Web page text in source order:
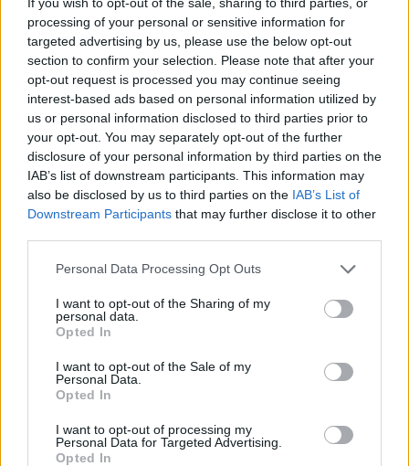
processing of your personal or sensitive information for
targeted advertising by us, please use the below opt-out
section to confirm your selection. Please note that after your
opt-out request is processed you may continue seeing
interest-based ads based on personal information utilized by
us or personal information disclosed to third parties prior to
your opt-out. You may separately opt-out of the further
disclosure of your personal information by third parties on the
IAB’s list of downstream participants. This information may
also be disclosed by us to third parties on the IAB’s List of
Downstream Participants that may further disclose it to other
Personal Data Processing Opt Outs
I want to opt-out of the Sharing of my
personal data.
Opted In
I want to opt-out of the Sale of my
Personal Data.
Opted In
I want to opt-out of processing my
Personal Data for Targeted Advertising.
Opted In
USR
PNL
PSD
AUR
UDMR
PMP (Tomac)
Forța Dreptei (L. Orban)
REPER
SOS (Șoșoacă)
POT (Gavrilă)
PACE (Peia)
Acțiunea Conservatoare (Târziu)
PDF (Lazarus)
PUSL (D. Voiculescu)